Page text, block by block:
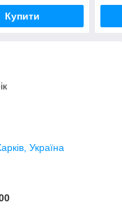
Купити
Україна